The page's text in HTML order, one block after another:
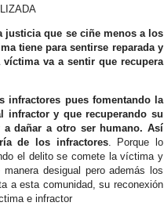
justicia que se ciñe menos a los
tiene para sentirse reparada y
va a sentir que recupera
infractores pues fomentando la
infractor y que recuperando su
dañar a otro ser humano. Así
de los infractores. Porque lo
el delito se comete la víctima y
desigual pero además los
a esta comunidad, su reconexión
e infractor